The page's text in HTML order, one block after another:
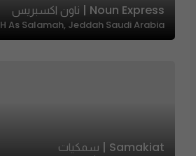
Noun Express | ناون اكسبريس
As Salamah, Jeddah Saudi Arabia
Samakiat | سمكيات